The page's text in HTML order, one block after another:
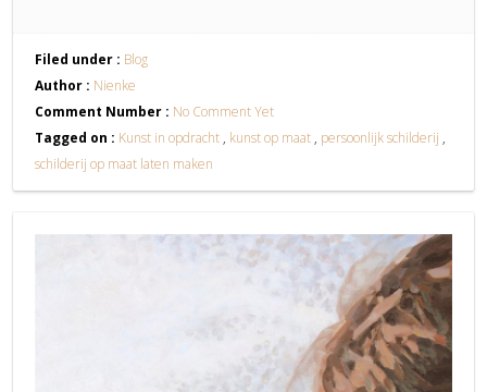
Filed under : Blog
Author : Nienke
Comment Number : No Comment Yet
Tagged on : Kunst in opdracht , kunst op maat , persoonlijk schilderij ,
schilderij op maat laten maken